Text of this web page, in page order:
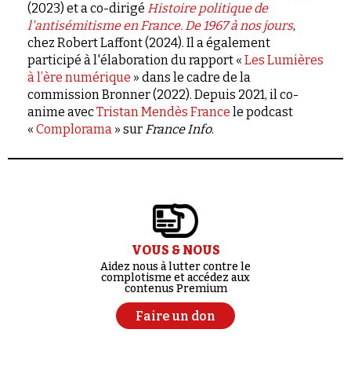
(2023) et a co-dirigé Histoire politique de
l'antisémitisme en France. De 1967 à nos jours,
chez Robert Laffont (2024). Il a également
participé à l'élaboration du rapport « Les Lumières
à l’ère numérique » dans le cadre de la
commission Bronner (2022). Depuis 2021, il co-
anime avecTristan Mendès France le podcast
« Complorama » sur France Info.
VOUS & NOUS
Aidez nous à lutter contre le
complotisme et accédez aux
contenus Premium
Faire un don